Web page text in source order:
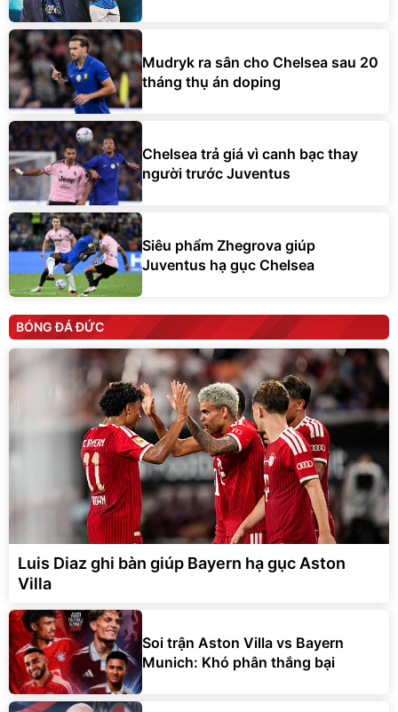
Mudryk ra sân cho Chelsea sau 20
tháng thụ án doping
Chelsea trả giá vì canh bạc thay
người trước Juventus
Siêu phẩm Zhegrova giúp
Juventus hạ gục Chelsea
BÓNG ĐÁ ĐỨC
Luis Diaz ghi bàn giúp Bayern hạ gục Aston
Villa
Soi trận Aston Villa vs Bayern
Munich: Khó phân thắng bại